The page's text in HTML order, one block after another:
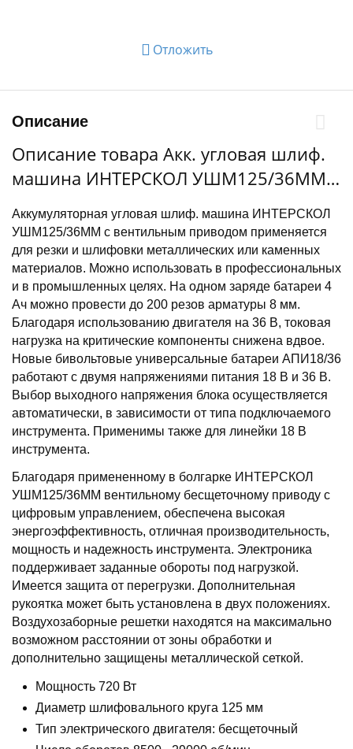
Отложить
Описание
Описание товара Акк. угловая шлиф.
машина ИНТЕРСКОЛ УШМ125/36ММ,
набор АПИ 36В (МБ-150,
АПИ-4(2)/18(36), ЗУ-4/18(36),
ПШМ-3606ВЭ, УПМ-36ВЭ)
Аккумуляторная угловая шлиф. машина ИНТЕРСКОЛ
УШМ125/36ММ c вентильным приводом применяется
для резки и шлифовки металлических или каменных
материалов. Можно использовать в профессиональных
и в промышленных целях. На одном заряде батареи 4
Ач можно провести до 200 резов арматуры 8 мм.
Благодаря использованию двигателя на 36 В, токовая
нагрузка на критические компоненты снижена вдвое.
Новые бивольтовые универсальные батареи АПИ18/36
работают с двумя напряжениями питания 18 В и 36 В.
Выбор выходного напряжения блока осуществляется
автоматически, в зависимости от типа подключаемого
инструмента. Применимы также для линейки 18 В
инструмента.
Благодаря примененному в болгарке ИНТЕРСКОЛ
УШМ125/36ММ вентильному бесщеточному приводу с
цифровым управлением, обеспечена высокая
энергоэффективность, отличная производительность,
мощность и надежность инструмента. Электроника
поддерживает заданные обороты под нагрузкой.
Имеется защита от перегрузки. Дополнительная
рукоятка может быть установлена в двух положениях.
Воздухозаборные решетки находятся на максимально
возможном расстоянии от зоны обработки и
дополнительно защищены металлической сеткой.
Мощность 720 Вт
Диаметр шлифовального круга 125 мм
Тип электрического двигателя: бесщеточный